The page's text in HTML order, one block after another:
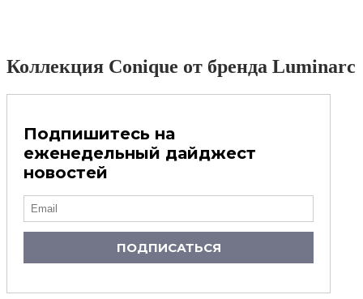
Коллекция Conique от бренда Luminarc
Подпишитесь на
еженедельный дайджест
новостей
ПОДПИСАТЬСЯ